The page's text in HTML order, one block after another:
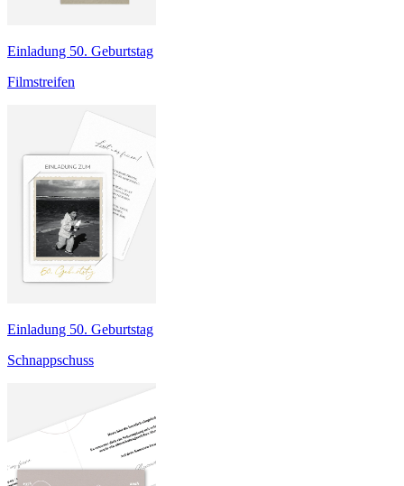
Einladung 50. Geburtstag
Filmstreifen
Einladung 50. Geburtstag
Schnappschuss